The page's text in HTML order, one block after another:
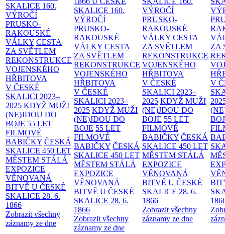
SKALICE 160.
VÝROČÍ
PRUSKO-
RAKOUSKÉ
VÁLKY CESTA
ZA SVĚTLEM
REKONSTRUKCE
VOJENSKÉHO
HŘBITOVA
V ČESKÉ
SKALICI 2023–
2025 KDYŽ MUŽI
(NE)JDOU DO
BOJE 55 LET
FILMOVÉ
BABIČKY ČESKÁ
SKALICE 450 LET
MĚSTEM STÁLÁ
EXPOZICE
VĚNOVANÁ
BITVĚ U ČESKÉ
SKALICE 28. 6.
1866
Zobrazit všechny
záznamy ze dne
SKALICE 160.
VÝROČÍ
PRUSKO-
RAKOUSKÉ
VÁLKY CESTA
ZA SVĚTLEM
REKONSTRUKCE
VOJENSKÉHO
HŘBITOVA
V ČESKÉ
SKALICI 2023–
2025 KDYŽ MUŽI
(NE)JDOU DO
BOJE 55 LET
FILMOVÉ
BABIČKY ČESKÁ
SKALICE 450 LET
MĚSTEM STÁLÁ
EXPOZICE
VĚNOVANÁ
BITVĚ U ČESKÉ
SKALICE 28. 6.
1866
Zobrazit všechny
záznamy ze dne
VÝROČÍ
PRUSKO-
RAKOUSKÉ
VÁLKY CESTA
ZA SVĚTLEM
REKONSTRUKCE
VOJENSKÉHO
HŘBITOVA
V ČESKÉ
SKALICI 2023–
2025 KDYŽ MUŽI
(NE)JDOU DO
BOJE 55 LET
FILMOVÉ
BABIČKY ČESKÁ
SKALICE 450 LET
MĚSTEM STÁLÁ
EXPOZICE
VĚNOVANÁ
BITVĚ U ČESKÉ
SKALICE 28. 6.
1866
Zobrazit všechny
záznamy ze dne
ZA
V